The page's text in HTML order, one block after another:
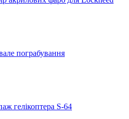
пограбування
S-64